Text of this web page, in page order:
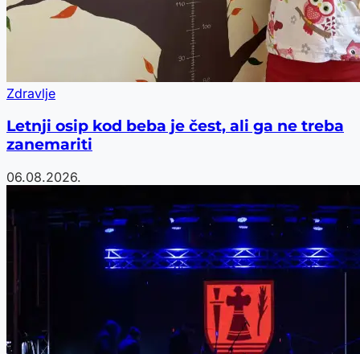
Zdravlje
Letnji osip kod beba je čest, ali ga ne treba
zanemariti
06.08.2026.